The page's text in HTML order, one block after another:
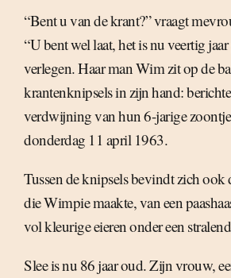
“Bent u van de krant?” vraagt
“U bent wel laat, het is nu veertig
verlegen. Haar man Wim zit op de
krantenknipsels in zijn hand:
verdwijning van hun 6-jarige
donderdag 11 april 1963.
Tussen de knipsels bevindt zich ook
die Wimpie maakte, van een
vol kleurige eieren onder een
Slee is nu 86 jaar oud. Zijn vrouw,